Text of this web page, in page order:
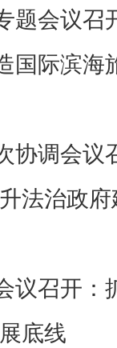
题会议召
国际滨海
协调会议
法治政
议召开：
底线